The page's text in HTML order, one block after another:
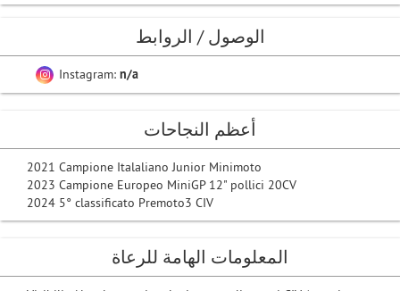
الوصول / الروابط
Instagram: n/a
أعظم النجاحات
2021 Campione Italaliano Junior Minimoto
2023 Campione Europeo MiniGP 12" pollici 20CV
2024 5° classificato Premoto3 CIV
المعلومات الهامة للرعاة